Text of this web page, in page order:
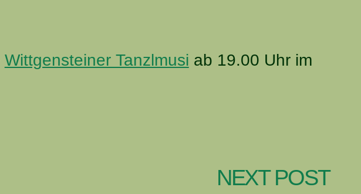
Wittgensteiner Tanzlmusi ab 19.00 Uhr im
NEXT POST